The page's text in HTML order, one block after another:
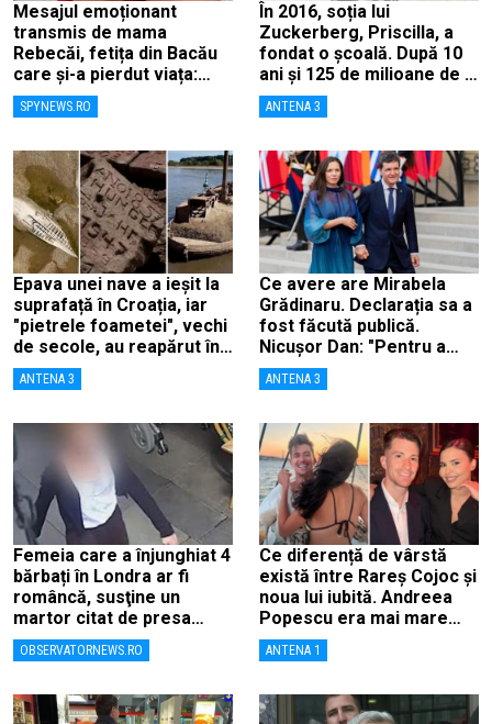
Mesajul emoționant
transmis de mama
Rebecăi, fetița din Bacău
care și-a pierdut viața:
„Îngerașul meu…”
SPYNEWS.RO
În 2016, soția lui
Zuckerberg, Priscilla, a
fondat o școală. După 10
ani și 125 de milioane de $
investiți board-ul a decis
s-o închidă
ANTENA 3
Epava unei nave a ieșit la
suprafață în Croația, iar
"pietrele foametei", vechi
de secole, au reapărut în
Rin, în Germania
ANTENA 3
Ce avere are Mirabela
Grădinaru. Declarația sa a
fost făcută publică.
Nicușor Dan: "Pentru a
înlătura orice speculații"
ANTENA 3
Femeia care a înjunghiat 4
bărbați în Londra ar fi
româncă, susţine un
martor citat de presa
britanică
OBSERVATORNEWS.RO
Ce diferență de vârstă
există între Rareș Cojoc și
noua lui iubită. Andreea
Popescu era mai mare
decât el
ANTENA 1